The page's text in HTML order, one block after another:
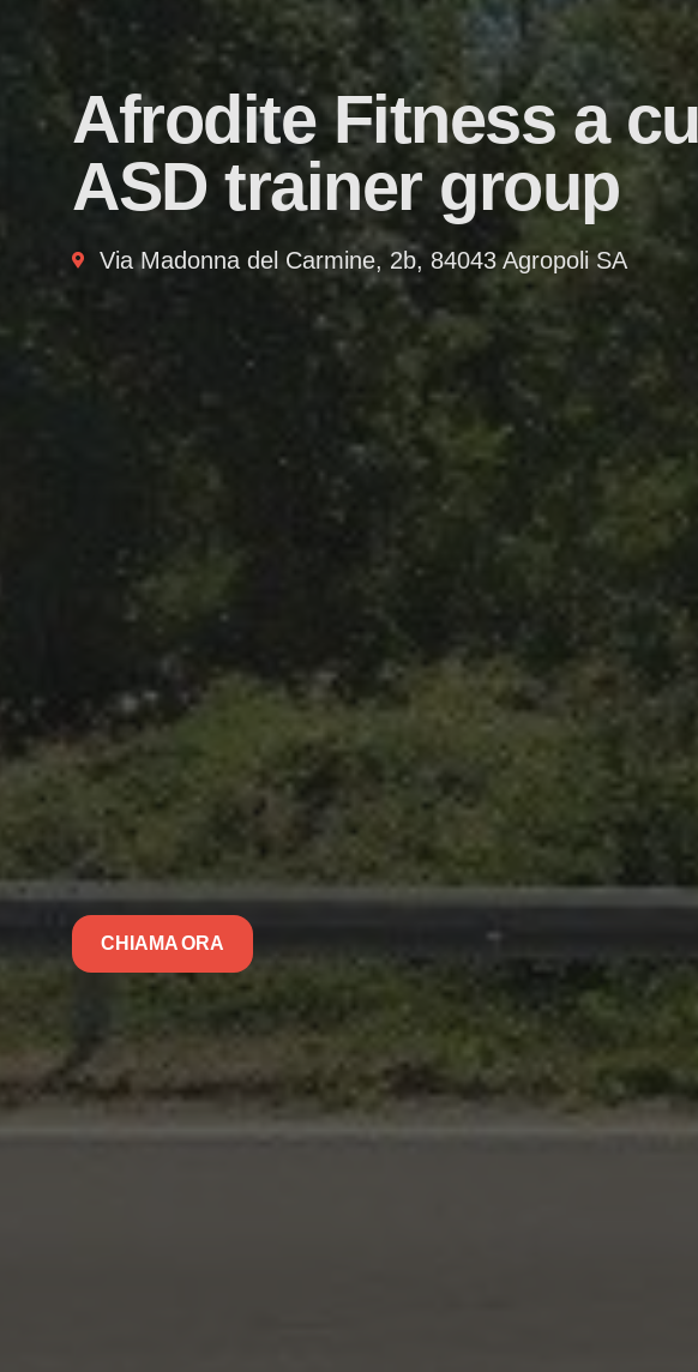
Afrodite Fitness a
ASD trainer group
Via Madonna del Carmine, 2b, 84043 Agropoli SA
CHIAMA ORA